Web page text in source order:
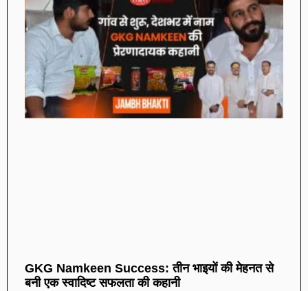
GKG Namkeen Success: तीन भाइयों की मेहनत से
बनी एक स्वादिष्ट सफलता की कहानी